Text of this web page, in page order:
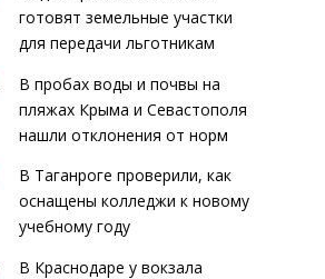
готовят земельные участки
для передачи льготникам
В пробах воды и почвы на
пляжах Крыма и Севастополя
нашли отклонения от норм
В Таганроге проверили, как
оснащены колледжи к новому
учебному году
В Краснодаре у вокзала